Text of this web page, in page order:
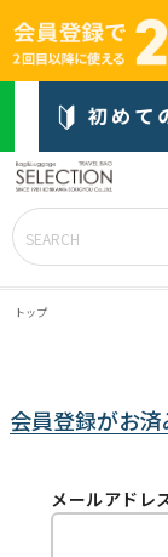
トップ
会員登録がお
メールアドレ